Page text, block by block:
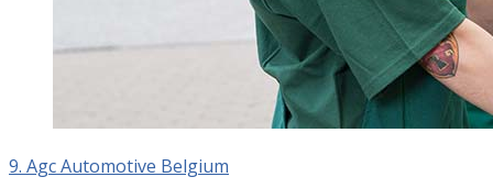
9. Agc Automotive Belgium